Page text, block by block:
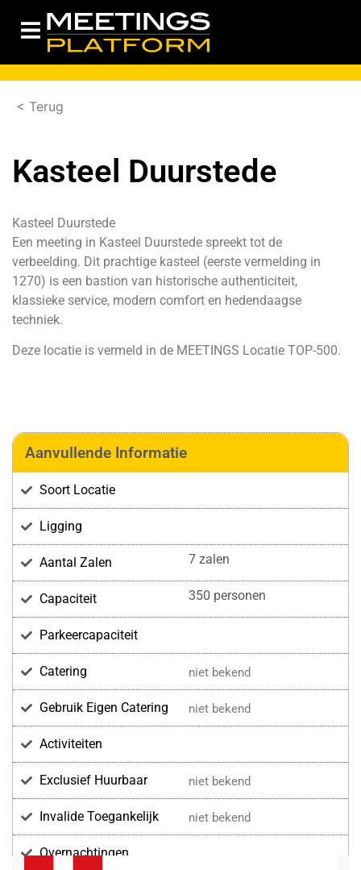
< Terug
Kasteel Duurstede
Kasteel Duurstede
Een meeting in Kasteel Duurstede spreekt tot de
verbeelding. Dit prachtige kasteel (eerste vermelding in
1270) is een bastion van historische authenticiteit,
klassieke service, modern comfort en hedendaagse
techniek.
Deze locatie is vermeld in de MEETINGS Locatie TOP-500.
Aanvullende Informatie
Soort Locatie
Ligging
Aantal Zalen 7 zalen
Capaciteit 350 personen
Parkeercapaciteit
Catering niet bekend
Gebruik Eigen Catering niet bekend
Activiteiten
Exclusief Huurbaar niet bekend
Invalide Toegankelijk niet bekend
Overnachtingen